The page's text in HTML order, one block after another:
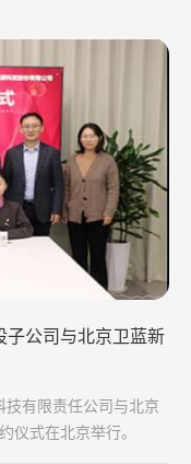
子公司与北京卫蓝新
技有限责任公司与北京
仪式在北京举行。